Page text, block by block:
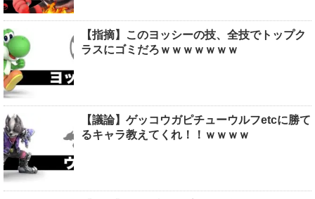
【指摘】このヨッシーの技、全技でトップク
ラスにゴミだろｗｗｗｗｗｗｗ
【議論】ゲッコウガピチューウルフetcに勝て
るキャラ教えてくれ！！ｗｗｗｗ